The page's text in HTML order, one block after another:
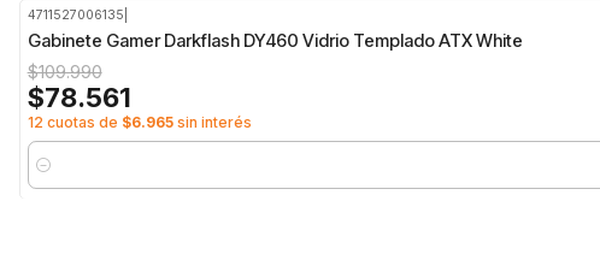
4711527006135
Gabinete Gamer Darkflash DY460 Vidrio Templado ATX White
$109.990
$78.561
12 cuotas de $6.965sin interés
Cantidad